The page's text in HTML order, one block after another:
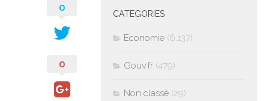
0
0
CATEGORIES
Economie (6,137)
Gouv.fr (479)
Non classé (29)